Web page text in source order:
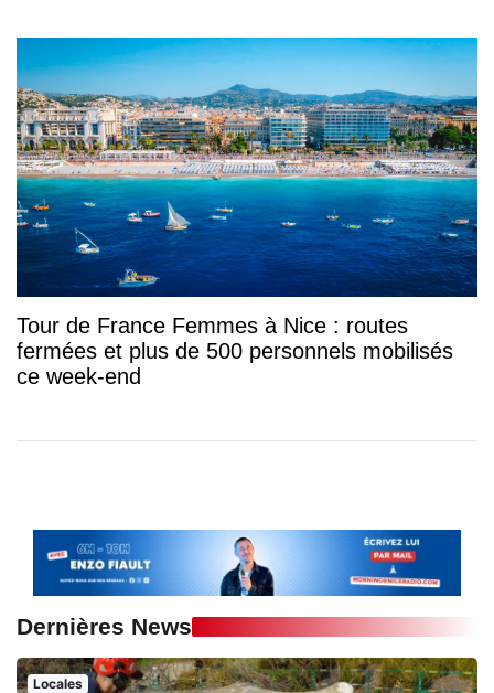
Tour de France Femmes à Nice : routes
fermées et plus de 500 personnels mobilisés
ce week-end
Dernières News
Locales